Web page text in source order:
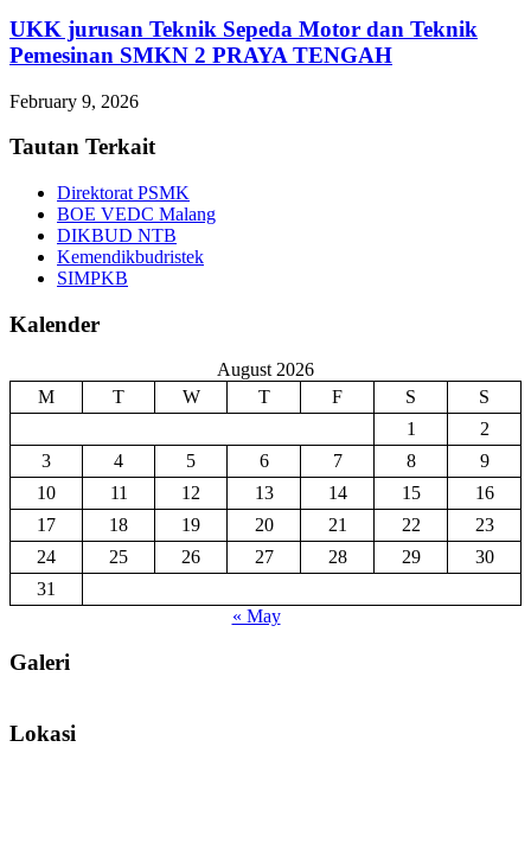
UKK jurusan Teknik Sepeda Motor dan Teknik
Pemesinan SMKN 2 PRAYA TENGAH
February 9, 2026
Tautan Terkait
Direktorat PSMK
BOE VEDC Malang
DIKBUD NTB
Kemendikbudristek
SIMPKB
Kalender
August 2026
M
T W T F S
S
1
2
3
4 5 6 7 8
9
10
11 12 13 14 15
16
17
18 19 20 21 22
23
24
25 26 27 28 29
30
31
« May
Galeri
Lokasi